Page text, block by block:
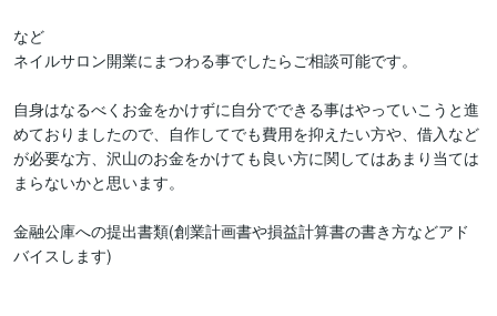
など
ネイルサロン開業にまつわる事でしたらご相談可能です。
自身はなるべくお金をかけずに自分でできる事はやっていこうと進
めておりましたので、自作してでも費用を抑えたい方や、借入など
が必要な方、沢山のお金をかけても良い方に関してはあまり当ては
まらないかと思います。
金融公庫への提出書類(創業計画書や損益計算書の書き方などアド
バイスします)